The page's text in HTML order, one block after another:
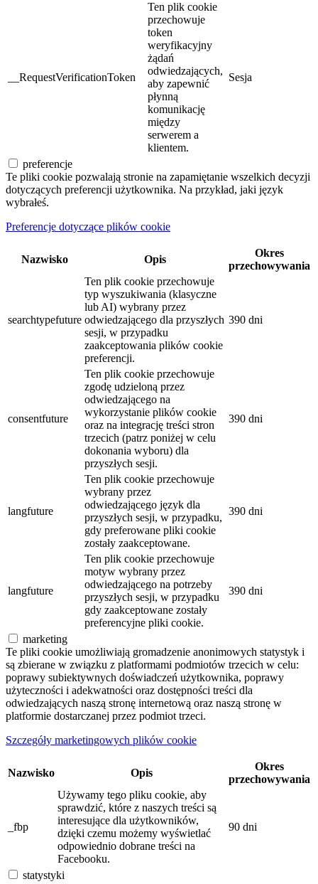
__RequestVerificationToken
Ten plik cookie
przechowuje
token
weryfikacyjny
żądań
odwiedzających,
aby zapewnić
płynną
komunikację
między
serwerem a
klientem.
Sesja
preferencje
Te pliki cookie pozwalają stronie na zapamiętanie wszelkich decyzji
dotyczących preferencji użytkownika. Na przykład, jaki język
wybrałeś.
Preferencje dotyczące plików cookie
Nazwisko Opis
Okres
przechowywania
searchtypefuture
Ten plik cookie przechowuje
typ wyszukiwania (klasyczne
lub AI) wybrany przez
odwiedzającego dla przyszłych
sesji, w przypadku
zaakceptowania plików cookie
preferencji.
390 dni
consentfuture
Ten plik cookie przechowuje
zgodę udzieloną przez
odwiedzającego na
wykorzystanie plików cookie
oraz na integrację treści stron
trzecich (patrz poniżej w celu
dokonania wyboru) dla
przyszłych sesji.
390 dni
langfuture
Ten plik cookie przechowuje
wybrany przez
odwiedzającego język dla
przyszłych sesji, w przypadku,
gdy preferowane pliki cookie
zostały zaakceptowane.
390 dni
langfuture
Ten plik cookie przechowuje
motyw wybrany przez
odwiedzającego na potrzeby
przyszłych sesji, w przypadku
gdy zaakceptowane zostały
preferencyjne pliki cookie.
390 dni
marketing
Te pliki cookie umożliwiają gromadzenie anonimowych statystyk i
są zbierane w związku z platformami podmiotów trzecich w celu:
poprawy subiektywnych doświadczeń użytkownika, poprawy
użyteczności i adekwatności oraz dostępności treści dla
odwiedzających naszą stronę internetową oraz naszą stronę w
platformie dostarczanej przez podmiot trzeci.
Szczegóły marketingowych plików cookie
Nazwisko Opis
Okres
przechowywania
_fbp
Używamy tego pliku cookie, aby
sprawdzić, które z naszych treści są
interesujące dla użytkowników,
dzięki czemu możemy wyświetlać
odpowiednio dobrane treści na
Facebooku.
90 dni
statystyki